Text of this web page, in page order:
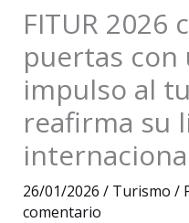
FITUR 2026
puertas
impulso al
reafirma su
26/01/2026 / Turismo /
comentario